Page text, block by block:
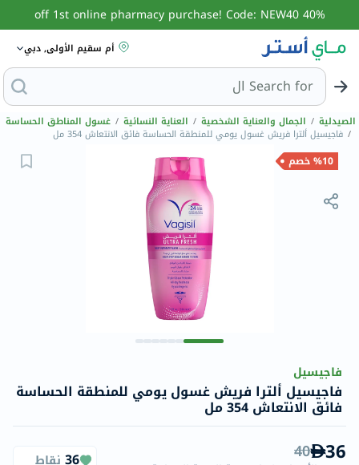
40% off 1st online pharmacy purchase! Code: NEW40
أم سقيم الأولى, دبي
Search for البحث عن مزيل عرق
الصيدلية / الجمال والعناية الشخصية / العناية النسائية / غسول المناطق الحساسة
/ فاجيسيل ألترا فريش غسول يومي للمنطقة الحساسة فائق الانتعاش 354 مل
%10 خصم
فاجيسيل
فاجيسيل ألترا فريش غسول يومي للمنطقة الحساسة
فائق الانتعاش 354 مل
36
40
36 نقاط